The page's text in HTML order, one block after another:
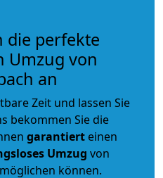
die perfekte
Umzug von
an
Zeit und lassen Sie
bekommen Sie die
garantiert einen
Umzug von
können.